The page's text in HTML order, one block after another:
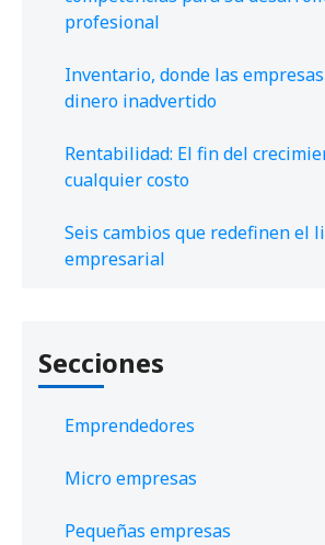
profesional
Inventario, donde las
dinero inadvertido
Rentabilidad: El fin del
cualquier costo
Seis cambios que redefinen el
empresarial
Secciones
Emprendedores
Micro empresas
Pequeñas empresas